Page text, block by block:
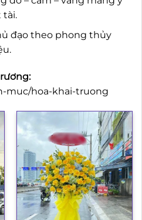
tài.
đạo theo phong thủy
muc/hoa-khai-truong